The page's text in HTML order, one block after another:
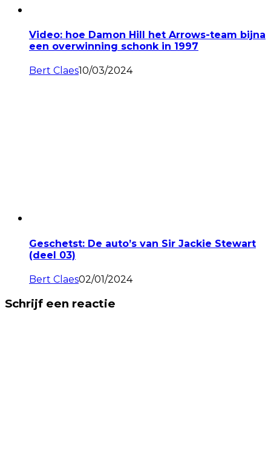
Video: hoe Damon Hill het Arrows-team bijna
een overwinning schonk in 1997
Bert Claes10/03/2024
Geschetst: De auto’s van Sir Jackie Stewart
(deel 03)
Bert Claes02/01/2024
Schrijf een reactie